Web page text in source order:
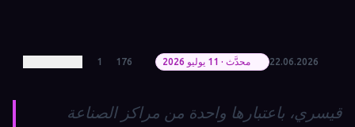
22.06.2026 محدَّث · 11 يوليو 2026 176
1
قيسري، باعتبارها واحدة من مراكز الصناعة